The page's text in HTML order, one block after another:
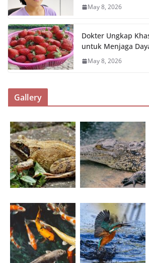
May 8, 2026
Dokter Ungkap
untuk Menjaga
May 8, 2026
Gallery